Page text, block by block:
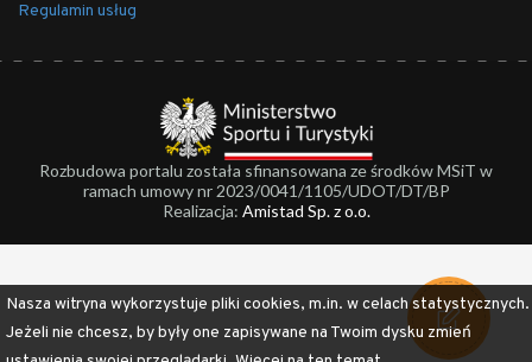
Regulamin usług
Rozbudowa portalu została sfinansowana ze środków MSiT w
ramach umowy nr 2023/0041/1105/UDOT/DT/BP
Realizacja: Amistad Sp. z o.o.
Nasza witryna wykorzystuje pliki cookies, m.in. w celach statystycznych.
Jeżeli nie chcesz, by były one zapisywane na Twoim dysku zmień